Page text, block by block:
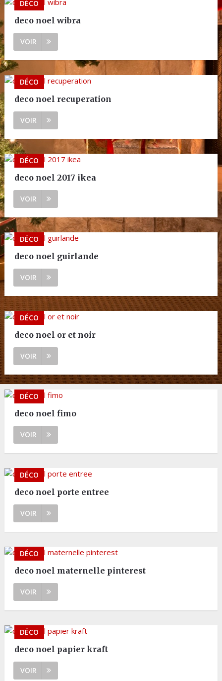
DÉCO
deco noel wibra
VOIR
DÉCO
deco noel recuperation
VOIR
DÉCO
deco noel 2017 ikea
VOIR
DÉCO
deco noel guirlande
VOIR
DÉCO
deco noel or et noir
VOIR
DÉCO
deco noel fimo
VOIR
DÉCO
deco noel porte entree
VOIR
DÉCO
deco noel maternelle pinterest
VOIR
DÉCO
deco noel papier kraft
VOIR